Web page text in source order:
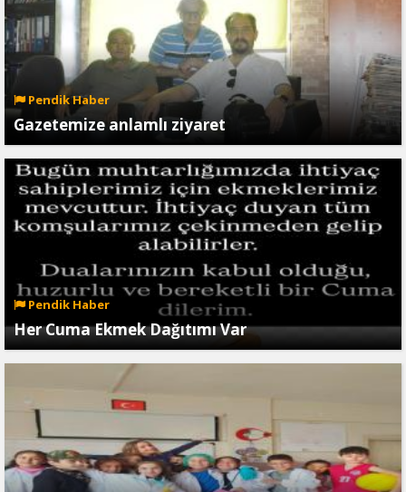
Pendik Haber
Gazetemize anlamlı ziyaret
Pendik Haber
Her Cuma Ekmek Dağıtımı Var